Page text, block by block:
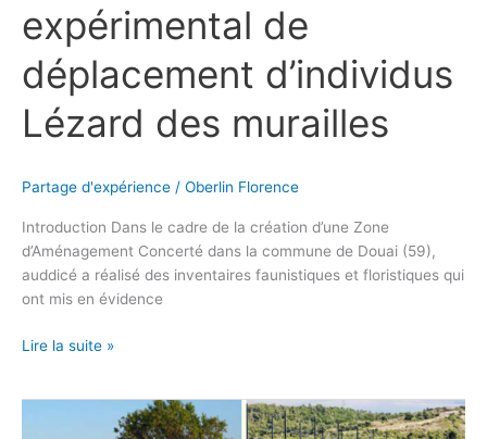
expérimental de
déplacement d’individus
Lézard des murailles
Partage d'expérience / Oberlin Florence
Introduction Dans le cadre de la création d’une Zone
d’Aménagement Concerté dans la commune de Douai (59),
auddicé a réalisé des inventaires faunistiques et floristiques qui
ont mis en évidence
Lire la suite »